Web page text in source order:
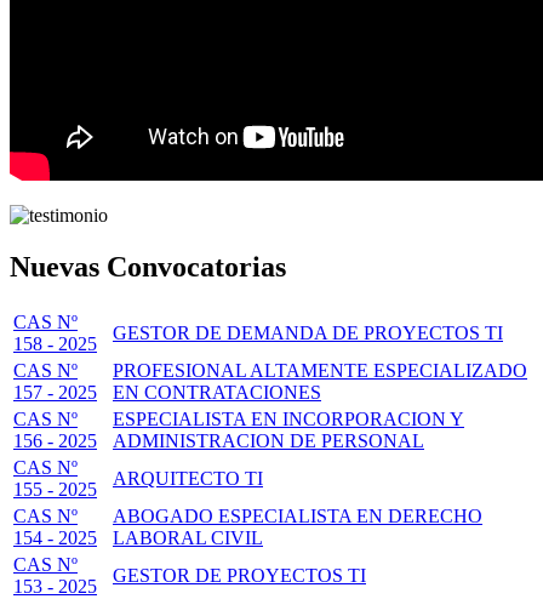
Nuevas Convocatorias
CAS Nº
158 - 2025
GESTOR DE DEMANDA DE PROYECTOS TI
CAS Nº
157 - 2025
PROFESIONAL ALTAMENTE ESPECIALIZADO
EN CONTRATACIONES
CAS Nº
156 - 2025
ESPECIALISTA EN INCORPORACION Y
ADMINISTRACION DE PERSONAL
CAS Nº
155 - 2025
ARQUITECTO TI
CAS Nº
154 - 2025
ABOGADO ESPECIALISTA EN DERECHO
LABORAL CIVIL
CAS Nº
153 - 2025
GESTOR DE PROYECTOS TI